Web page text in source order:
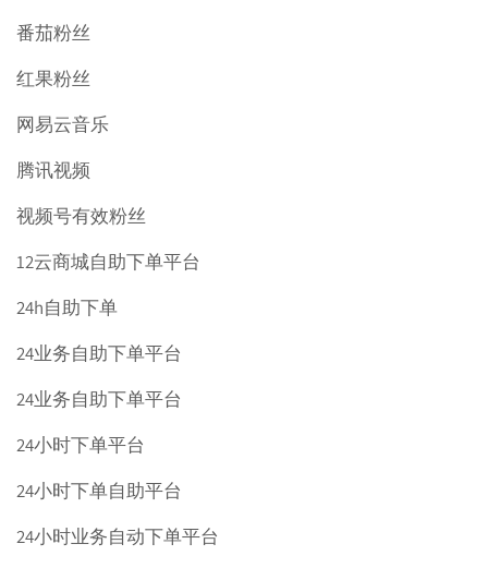
番茄粉丝
红果粉丝
网易云音乐
腾讯视频
视频号有效粉丝
12云商城自助下单平台
24h自助下单
24业务自助下单平台
24业务自助下单平台
24小时下单平台
24小时下单自助平台
24小时业务自动下单平台